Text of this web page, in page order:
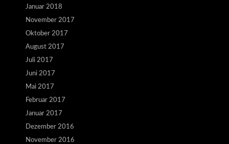
Januar 2018
November 2017
Oktober 2017
August 2017
Juli 2017
Juni 2017
Mai 2017
Februar 2017
Januar 2017
Dezember 2016
November 2016